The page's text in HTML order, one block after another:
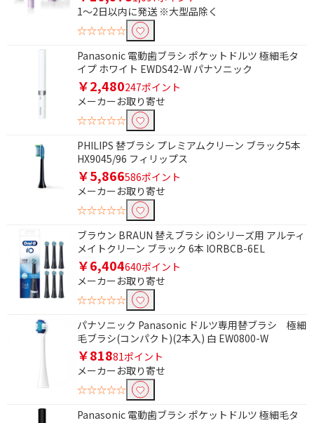
1～2日以内に発送 ※大型品除く
☆☆☆☆☆
Panasonic 電動歯ブラシ ポケットドルツ 極細毛タ
イプ ホワイト EWDS42-W パナソニック
￥2,480247ポイント
メーカーお取り寄せ
☆☆☆☆☆
PHILIPS 替ブラシ プレミアムクリーン ブラック5本
HX9045/96 フィリップス
￥5,866586ポイント
メーカーお取り寄せ
☆☆☆☆☆
ブラウン BRAUN 替えブラシ iOシリーズ用 アルティ
メイトクリーン ブラック 6本 IORBCB-6EL
￥6,404640ポイント
メーカーお取り寄せ
☆☆☆☆☆
パナソニック Panasonic ドルツ専用替ブラシ 極細
毛ブラシ(コンパクト)(2本入) 白 EW0800-W
￥81881ポイント
メーカーお取り寄せ
☆☆☆☆☆
Panasonic 電動歯ブラシ ポケットドルツ 極細毛タ
AC100V-110V AC100V-240V
こども用で絞り込む
こども用
本体タイプで絞り込む
水圧レベル・段階で絞り込む
3段階
国内･海外対応で絞り込む
国内･海外兼用